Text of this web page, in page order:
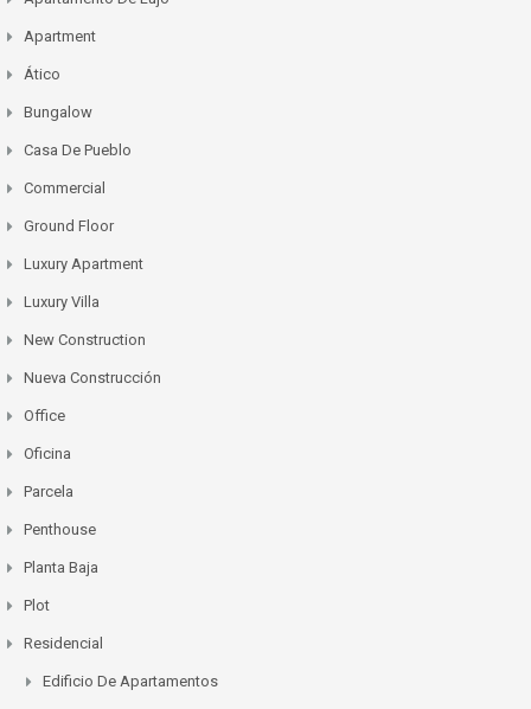
Apartment
Ático
Bungalow
Casa De Pueblo
Commercial
Ground Floor
Luxury Apartment
Luxury Villa
New Construction
Nueva Construcción
Office
Oficina
Parcela
Penthouse
Planta Baja
Plot
Residencial
Edificio De Apartamentos